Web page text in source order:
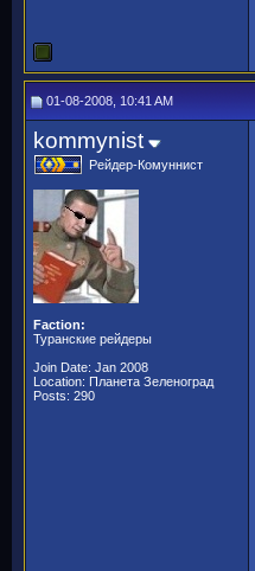
01-08-2008, 10:41 AM
kommynist
Рейдер-Комуннист
Faction:
Туранские рейдеры
Join Date: Jan 2008
Location: Планета Зеленоград
Posts: 290